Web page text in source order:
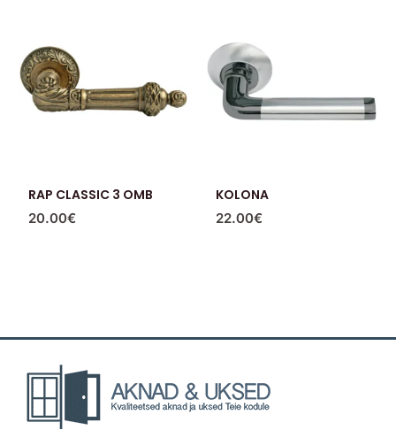
RAP CLASSIC 3 OMB
20.00€
KOLONA
22.00€